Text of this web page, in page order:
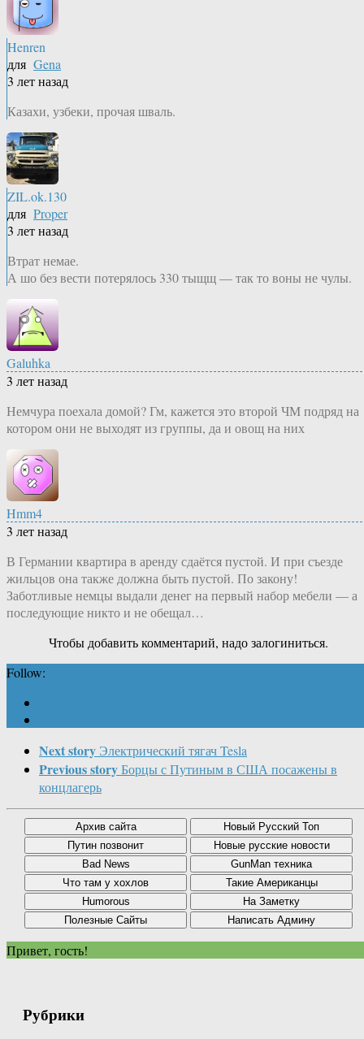
Henren
для Gena
3 лет назад
Казахи, узбеки, прочая шваль.
ZIL.ok.130
для Proper
3 лет назад
Втрат немае.
А шо без вести потерялось 330 тыщщ — так то воны не чулы.
Galuhka
3 лет назад
Немчура поехала домой? Гм, кажется это второй ЧМ подряд на
котором они не выходят из группы, да и овощ на них
Hmm4
3 лет назад
В Германии квартира в аренду сдаётся пустой. И при съезде
жильцов она также должна быть пустой. По закону!
Заботливые немцы выдали денег на первый набор мебели — а
последующие никто и не обещал…
Чтобы добавить комментарий, надо залогиниться.
Follow:
Next story Электрический тягач Tesla
Previous storyБорцы с Путиным в США посажены в
концлагерь
Привет, гость!
Рубрики